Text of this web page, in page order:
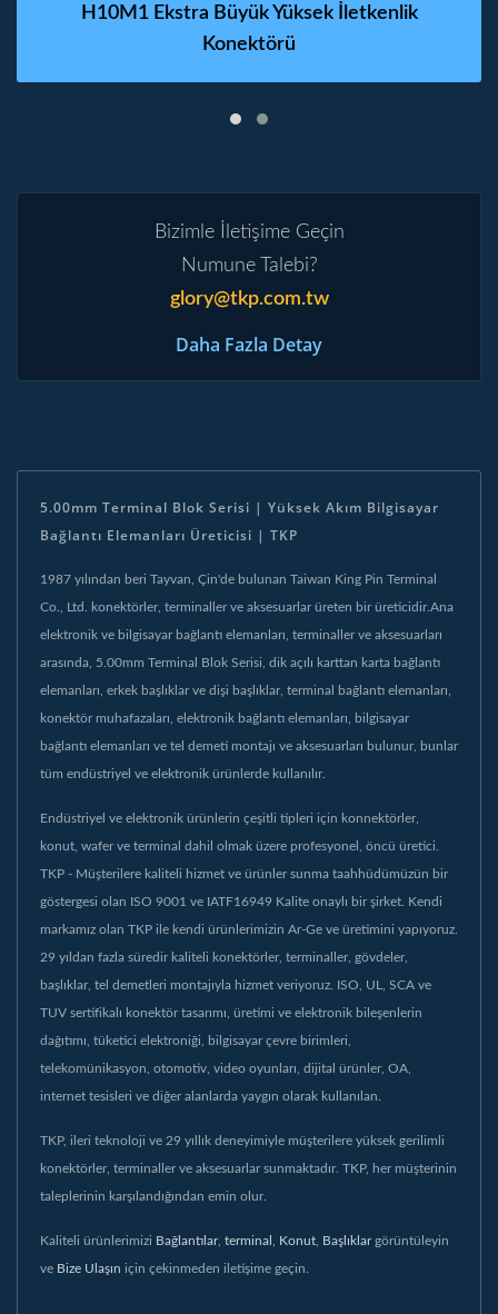
H10M1 Ekstra Büyük Yüksek İletkenlik
Konektörü
Bizimle İletişime Geçin
Numune Talebi?
glory@tkp.com.tw
Daha Fazla Detay
5.00mm Terminal Blok Serisi | Yüksek Akım Bilgisayar
Bağlantı Elemanları Üreticisi | TKP
1987 yılından beri Tayvan, Çin'de bulunan Taiwan King Pin Terminal
Co., Ltd. konektörler, terminaller ve aksesuarlar üreten bir üreticidir.Ana
elektronik ve bilgisayar bağlantı elemanları, terminaller ve aksesuarları
arasında, 5.00mm Terminal Blok Serisi, dik açılı karttan karta bağlantı
elemanları, erkek başlıklar ve dişi başlıklar, terminal bağlantı elemanları,
konektör muhafazaları, elektronik bağlantı elemanları, bilgisayar
bağlantı elemanları ve tel demeti montajı ve aksesuarları bulunur, bunlar
tüm endüstriyel ve elektronik ürünlerde kullanılır.
Endüstriyel ve elektronik ürünlerin çeşitli tipleri için konnektörler,
konut, wafer ve terminal dahil olmak üzere profesyonel, öncü üretici.
TKP - Müşterilere kaliteli hizmet ve ürünler sunma taahhüdümüzün bir
göstergesi olan ISO 9001 ve IATF16949 Kalite onaylı bir şirket. Kendi
markamız olan TKP ile kendi ürünlerimizin Ar-Ge ve üretimini yapıyoruz.
29 yıldan fazla süredir kaliteli konektörler, terminaller, gövdeler,
başlıklar, tel demetleri montajıyla hizmet veriyoruz. ISO, UL, SCA ve
TUV sertifikalı konektör tasarımı, üretimi ve elektronik bileşenlerin
dağıtımı, tüketici elektroniği, bilgisayar çevre birimleri,
telekomünikasyon, otomotiv, video oyunları, dijital ürünler, OA,
internet tesisleri ve diğer alanlarda yaygın olarak kullanılan.
TKP, ileri teknoloji ve 29 yıllık deneyimiyle müşterilere yüksek gerilimli
konektörler, terminaller ve aksesuarlar sunmaktadır. TKP, her müşterinin
taleplerinin karşılandığından emin olur.
Kaliteli ürünlerimizi Bağlantılar, terminal Konut Başlıklargörüntüleyin
ve Bize Ulaşın için çekinmeden iletişime geçin.